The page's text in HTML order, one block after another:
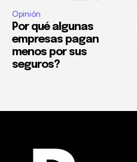
Opinión
Por qué algunas
empresas pagan
menos por sus
seguros?